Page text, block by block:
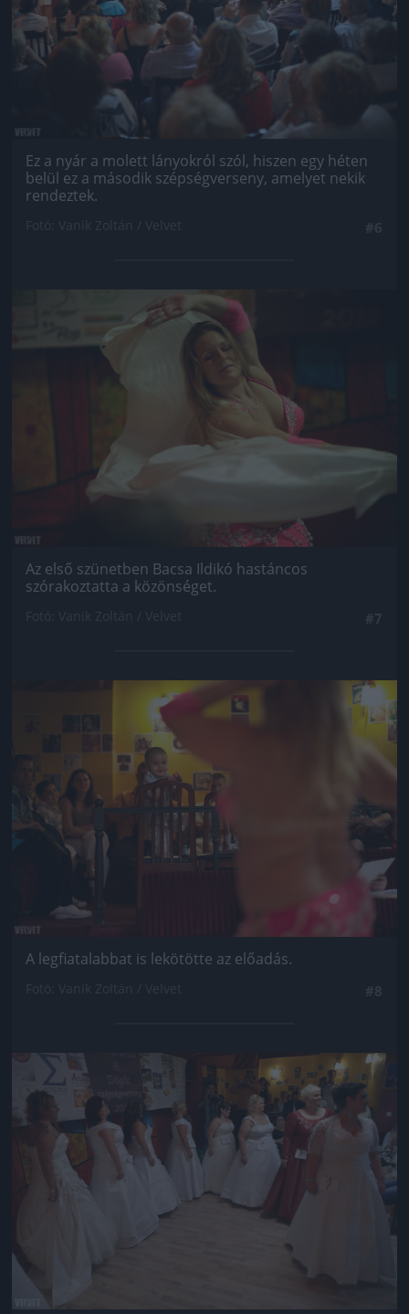
Ez a nyár a molett lányokról szól, hiszen egy héten
belül ez a második szépségverseny, amelyet nekik
rendeztek.
Jön még kép!
Az első szünetben Bacsa Ildikó hastáncos
szórakoztatta a közönséget.
Jön még kép!
A legfiatalabbat is lekötötte az előadás.
Jön még kép!